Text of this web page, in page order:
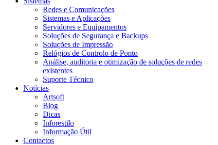
Redes e Comunicações
Sistemas e Aplicações
Servidores e Equipamentos
Soluções de Segurança e Backups
Soluções de Impressão
Relógios de Controlo de Ponto
Análise, auditoria e otimização de soluções de redes
existentes
Suporte Técnico
Notícias
Artsoft
Blog
Dicas
Inforestilo
Informação Útil
Contactos